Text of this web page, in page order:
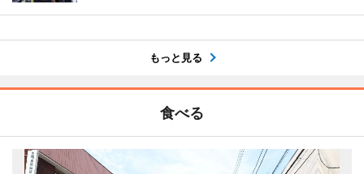
もっと見る
食べる